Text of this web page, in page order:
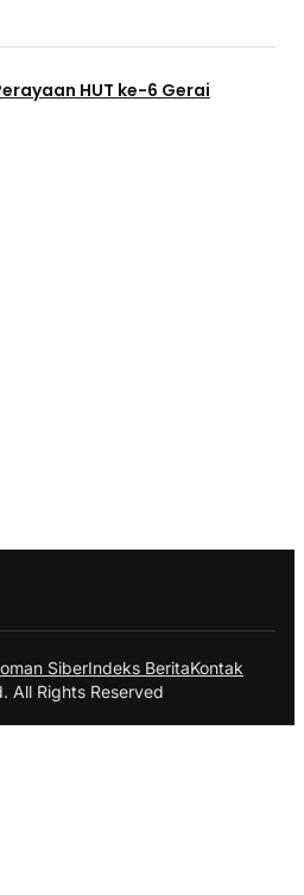
HUT ke-6 Gerai
SiberIndeks BeritaKontak
All Rights Reserved